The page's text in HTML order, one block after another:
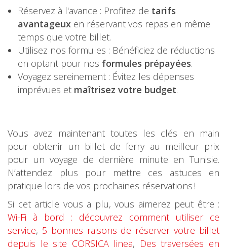
Réservez à l'avance : Profitez de tarifs
avantageux en réservant vos repas en même
temps que votre billet.
Utilisez nos formules : Bénéficiez de réductions
en optant pour nos formules prépayées.
Voyagez sereinement : Évitez les dépenses
imprévues et maîtrisez votre budget.
Vous avez maintenant toutes les clés en main
pour obtenir un billet de ferry au meilleur prix
pour un voyage de dernière minute en Tunisie.
N’attendez plus pour mettre ces astuces en
pratique lors de vos prochaines réservations !
Si cet article vous a plu, vous aimerez peut être :
Wi-Fi à bord : découvrez comment utiliser ce
service, 5 bonnes raisons de réserver votre billet
depuis le site CORSICA linea, Des traversées en